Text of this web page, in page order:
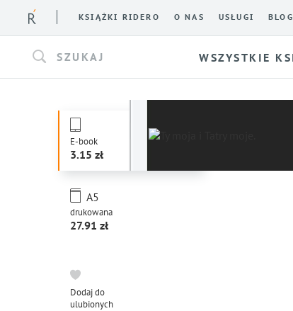
KSIĄŻKI RIDERO O NAS USŁUGI BLOG
SZUKAJ WSZYSTKIE
E-book
3.15
drukowana
A5
27.91
Dodaj do
ulubionych